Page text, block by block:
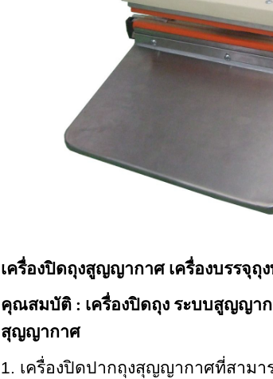
เครื่องปิดถุงสูญญากาศ เครื่องบรรจุ
คุณสมบัติ : เครื่องปิดถุง ระบบสูญญาก
สุญญากาศ
1. เครื่องปิดปากถุงสุญญากาศที่สามา